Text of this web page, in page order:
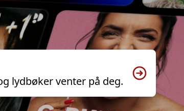
lydbøker venter på deg.